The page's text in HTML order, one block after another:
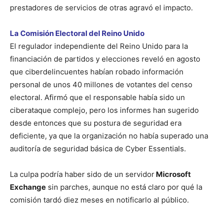
prestadores de servicios de otras agravó el impacto.
La Comisión Electoral del Reino Unido
El regulador independiente del Reino Unido para la
financiación de partidos y elecciones reveló en agosto
que ciberdelincuentes habían robado información
personal de unos 40 millones de votantes del censo
electoral. Afirmó que el responsable había sido un
ciberataque complejo, pero los informes han sugerido
desde entonces que su postura de seguridad era
deficiente, ya que la organización no había superado una
auditoría de seguridad básica de Cyber Essentials.
La culpa podría haber sido de un servidor Microsoft
Exchange sin parches, aunque no está claro por qué la
comisión tardó diez meses en notificarlo al público.